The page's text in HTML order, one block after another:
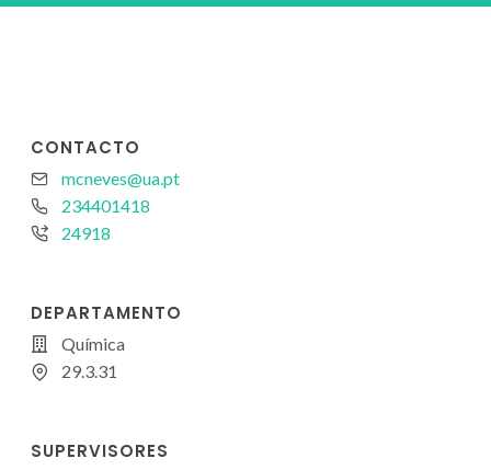
CONTACTO
mcneves@ua.pt
234401418
24918
DEPARTAMENTO
Química
29.3.31
SUPERVISORES